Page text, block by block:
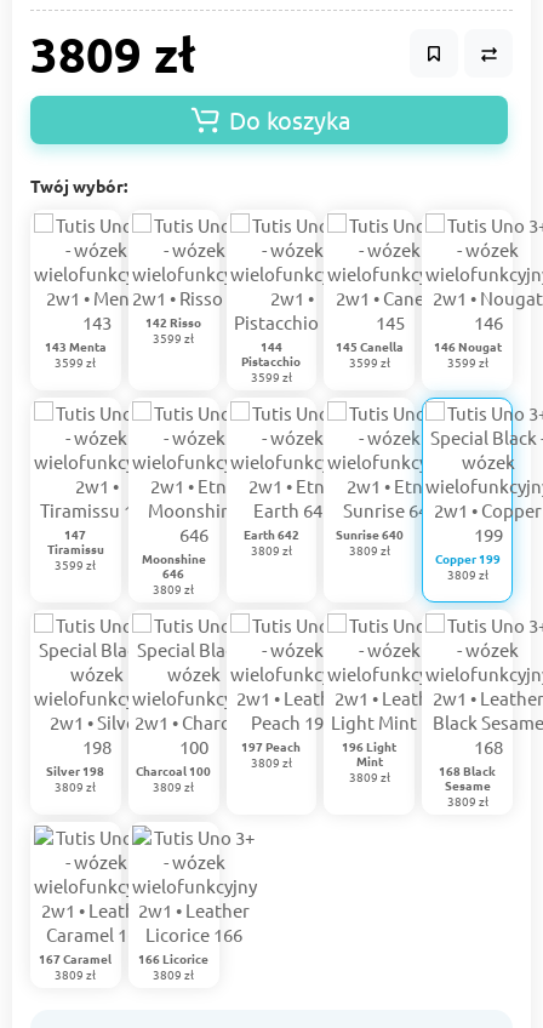
3809 zł
Do koszyka
Twój wybór:
143 Menta
3599 zł
142 Risso
3599 zł
144
Pistacchio
3599 zł
145 Canella
3599 zł
146 Nougat
3599 zł
147
Tiramissu
3599 zł
Moonshine
646
3809 zł
Earth 642
3809 zł
Sunrise 640
3809 zł
Copper 199
3809 zł
Silver 198
3809 zł
Charcoal 100
3809 zł
197 Peach
3809 zł
196 Light
Mint
3809 zł
168 Black
Sesame
3809 zł
167 Caramel
3809 zł
166 Licorice
3809 zł